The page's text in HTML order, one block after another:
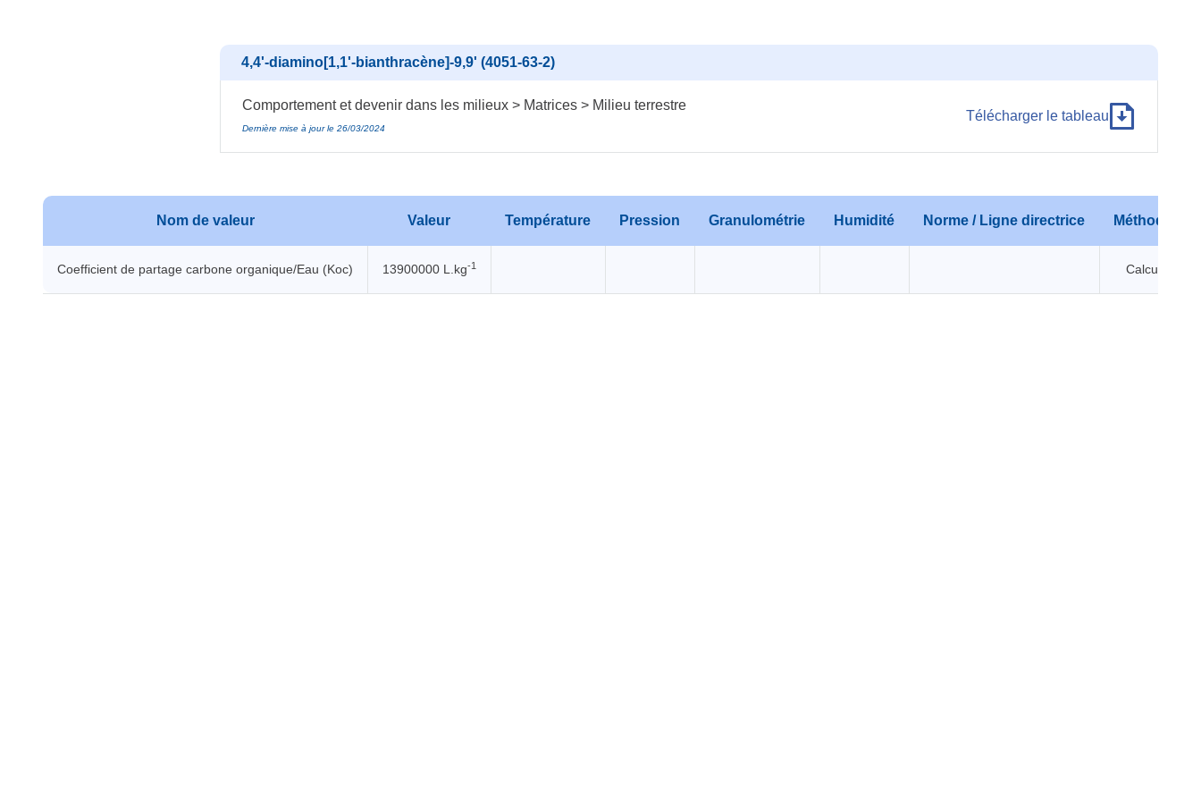
4,4'-diamino[1,1'-bianthracène]-9,9' (4051-63-2)
Comportement et devenir dans les milieux > Matrices > Milieu terrestre
Dernière mise à jour le 26/03/2024
Télécharger le tableau
Nom de valeur Valeur Température Pression Granulométrie Humidité Norme / Ligne directrice Méthode
Coefficient de partage carbone organique/Eau (Koc) 13900000 L.kg-1 Calcul